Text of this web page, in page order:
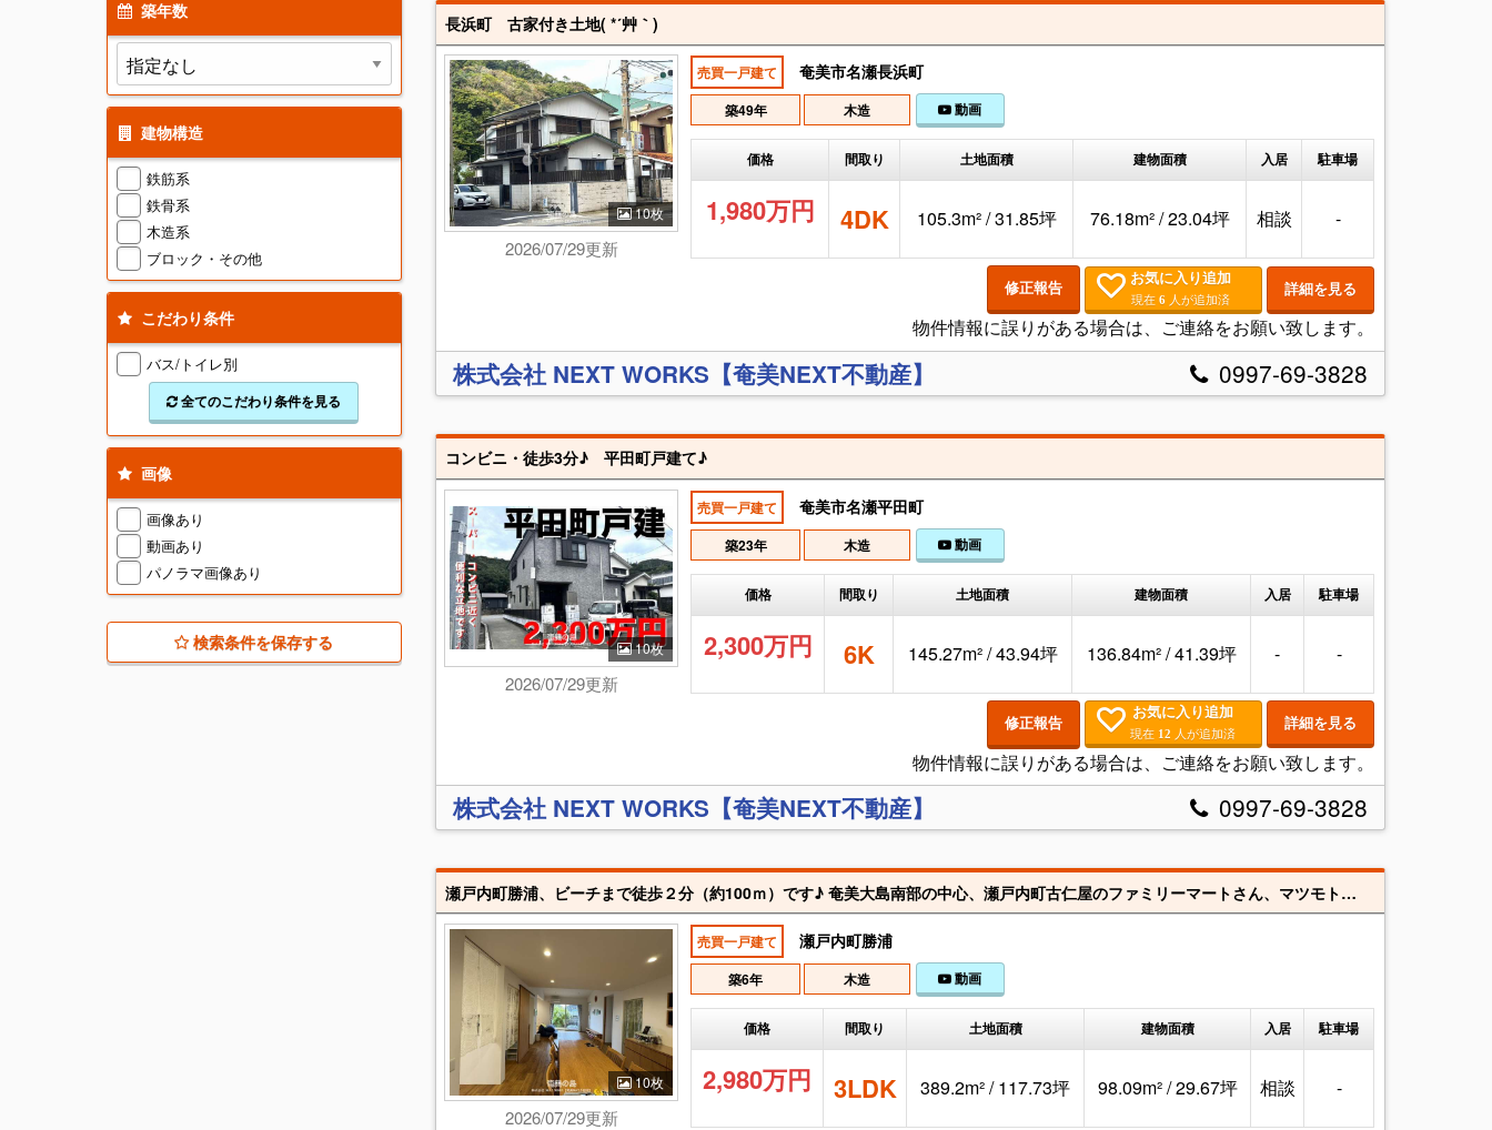
築年数
建物構造
鉄筋系
鉄骨系
木造系
ブロック・その他
こだわり条件
バス/トイレ別
全てのこだわり条件を見る
画像
画像あり
動画あり
パノラマ画像あり
検索条件を保存する
長浜町 古家付き土地( *´艸｀)
10枚
2026/07/29更新
売買一戸建て 奄美市名瀬長浜町
築49年 木造 動画
価格 間取り 土地面積 建物面積 入居 駐車場
1,980万円 4DK 105.3m² / 31.85坪 76.18m² / 23.04坪 相談 -
修正報告
お気に入り追加
現在6 人が追加済 詳細を見る
物件情報に誤りがある場合は、ご連絡をお願い致します。
株式会社 NEXT WORKS【奄美NEXT不動産】 0997-69-3828
コンビニ・徒歩3分♪ 平田町戸建て♪
10枚
2026/07/29更新
売買一戸建て 奄美市名瀬平田町
築23年 木造 動画
価格 間取り 土地面積 建物面積 入居 駐車場
2,300万円 6K 145.27m² / 43.94坪 136.84m² / 41.39坪 - -
修正報告
お気に入り追加
現在 12 人が追加済 詳細を見る
物件情報に誤りがある場合は、ご連絡をお願い致します。
株式会社 NEXT WORKS【奄美NEXT不動産】 0997-69-3828
瀬戸内町勝浦、ビーチまで徒歩２分（約100ｍ）です♪ 奄美大島南部の中心、瀬戸内町古仁屋のファミリーマートさん、マツモトキヨシさん、スーパーＡコープさんまで、車で８分♪
10枚
2026/07/29更新
売買一戸建て 瀬戸内町勝浦
築6年 木造 動画
価格 間取り 土地面積 建物面積 入居 駐車場
2,980万円 3LDK 389.2m² / 117.73坪 98.09m² / 29.67坪 相談 -